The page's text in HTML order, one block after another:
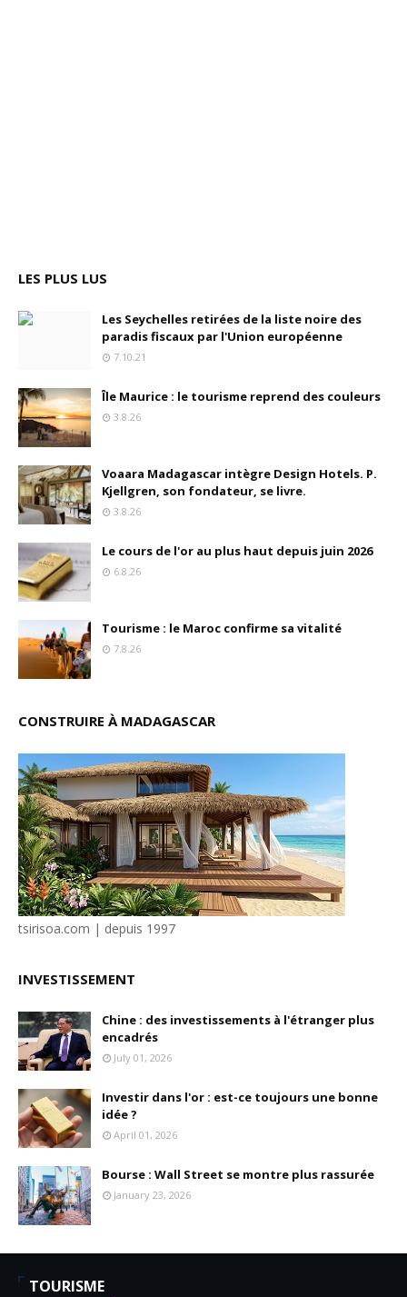
LES PLUS LUS
Les Seychelles retirées de la liste noire des
paradis fiscaux par l'Union européenne
7.10.21
Île Maurice : le tourisme reprend des couleurs
3.8.26
Voaara Madagascar intègre Design Hotels. P.
Kjellgren, son fondateur, se livre.
3.8.26
Le cours de l'or au plus haut depuis juin 2026
6.8.26
Tourisme : le Maroc confirme sa vitalité
7.8.26
CONSTRUIRE À MADAGASCAR
tsirisoa.com | depuis 1997
INVESTISSEMENT
Chine : des investissements à l'étranger plus
encadrés
July 01, 2026
Investir dans l'or : est-ce toujours une bonne
idée ?
April 01, 2026
Bourse : Wall Street se montre plus rassurée
January 23, 2026
TOURISME